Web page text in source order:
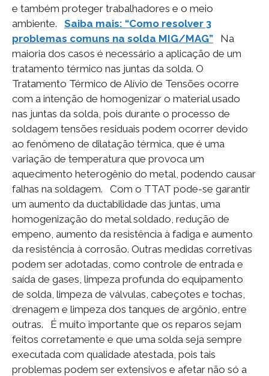
e também proteger trabalhadores e o meio
ambiente. Saiba mais: “Como resolver 3
problemas comuns na solda MIG/MAG” Na
maioria dos casos é necessário a aplicação de um
tratamento térmico nas juntas da solda. O
Tratamento Térmico de Alívio de Tensões ocorre
com a intenção de homogenizar o material usado
nas juntas da solda, pois durante o processo de
soldagem tensões residuais podem ocorrer devido
ao fenômeno de dilatação térmica, que é uma
variação de temperatura que provoca um
aquecimento heterogênio do metal, podendo causar
falhas na soldagem. Com o TTAT pode-se garantir
um aumento da ductabilidade das juntas, uma
homogenização do metal soldado, redução de
empeno, aumento da resistência à fadiga e aumento
da resistência à corrosão. Outras medidas corretivas
podem ser adotadas, como controle de entrada e
saída de gases, limpeza profunda do equipamento
de solda, limpeza de válvulas, cabeçotes e tochas,
drenagem e limpeza dos tanques de argônio, entre
outras. É muito importante que os reparos sejam
feitos corretamente e que uma solda seja sempre
executada com qualidade atestada, pois tais
problemas podem ser extensivos e afetar não só a